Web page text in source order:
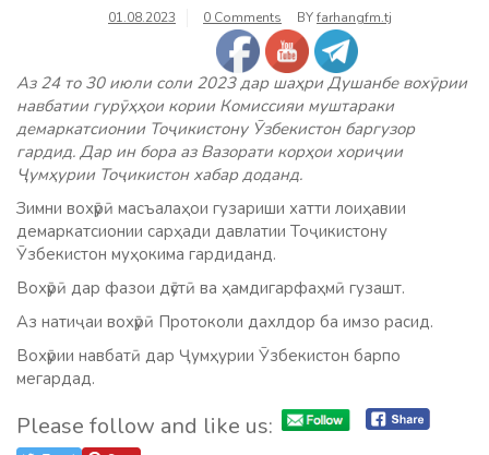
01.08.2023 0 Comments BYfarhangfm.tj
Аз 24 то 30 июли соли 2023 дар шаҳри Душанбе вохӯрии
навбатии гурӯҳҳои кории Комиссияи муштараки
демаркатсионии Тоҷикистону Ӯзбекистон баргузор
гардид. Дар ин бора аз Вазорати корҳои хориҷии
Ҷумҳурии Тоҷикистон хабар доданд.
Зимни вохӯрӣ масъалаҳои гузариши хатти лоиҳавии
демаркатсионии сарҳади давлатии Тоҷикистону
Ӯзбекистон муҳокима гардиданд.
Вохӯрӣ дар фазои дӯстӣ ва ҳамдигарфаҳмӣ гузашт.
Аз натиҷаи вохӯрӣ Протоколи дахлдор ба имзо расид.
Вохӯрии навбатӣ дар Ҷумҳурии Ӯзбекистон барпо
мегардад.
Please follow and like us: